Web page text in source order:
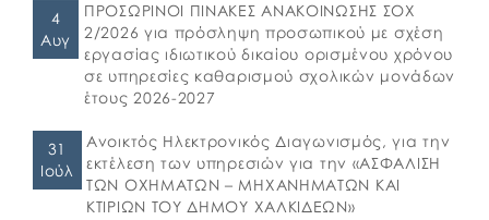
4
Αυγ
ΠΡΟΣΩΡΙΝΟΙ ΠΙΝΑΚΕΣ ΑΝΑΚΟΙΝΩΣΗΣ ΣΟΧ
2/2026 για πρόσληψη προσωπικού με σχέση
εργασίας ιδιωτικού δικαίου ορισμένου χρόνου
σε υπηρεσίες καθαρισμού σχολικών μονάδων
έτους 2026-2027
31
Ιούλ
Ανοικτός Ηλεκτρονικός Διαγωνισμός, για την
εκτέλεση των υπηρεσιών για την «ΑΣΦΑΛΙΣΗ
ΤΩΝ ΟΧΗΜΑΤΩΝ – ΜΗΧΑΝΗΜΑΤΩΝ ΚΑΙ
ΚΤΙΡΙΩΝ ΤΟΥ ΔΗΜΟΥ ΧΑΛΚΙΔΕΩΝ»